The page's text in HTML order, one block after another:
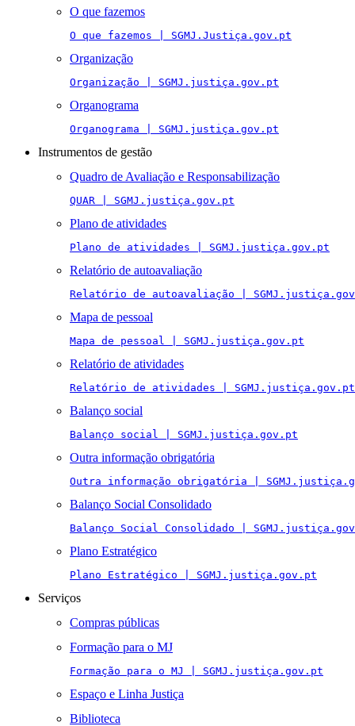
O que fazemos
O que fazemos | SGMJ.Justiça.gov.pt
Organização
Organização | SGMJ.justiça.gov.pt
Organograma
Organograma | SGMJ.justiça.gov.pt
Instrumentos de gestão
Quadro de Avaliação e Responsabilização
QUAR | SGMJ.justiça.gov.pt
Plano de atividades
Plano de atividades | SGMJ.justiça.gov.pt
Relatório de autoavaliação
Relatório de autoavaliação |
Mapa de pessoal
Mapa de pessoal | SGMJ.justiça.gov.pt
Relatório de atividades
Relatório de atividades | SGMJ.justiça.gov.pt
Balanço social
Balanço social | SGMJ.justiça.gov.pt
Outra informação obrigatória
Outra informação obrigatória |
Balanço Social Consolidado
Balanço Social Consolidado |
Plano Estratégico
Plano Estratégico | SGMJ.justiça.gov.pt
Serviços
Compras públicas
Formação para o MJ
Formação para o MJ | SGMJ.justiça.gov.pt
Espaço e Linha Justiça
Biblioteca